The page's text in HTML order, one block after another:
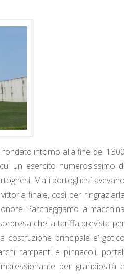
intorno alla fine del 1300
un esercito numerosissimo di
Ma i portoghesi avevano
finale, così per ringraziarla
Parcheggiamo la macchina
che la tariffa prevista per
costruzione principale e’ gotico
rampanti e pinnacoli, portali
per grandiosità e